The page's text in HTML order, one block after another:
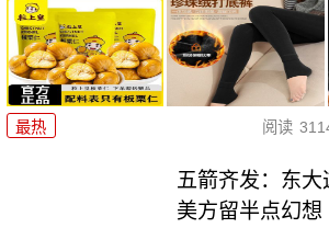
最热 阅读
五箭齐发：东
美方留半点幻想